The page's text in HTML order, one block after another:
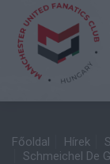
Főoldal Hírek
Schmeichel De